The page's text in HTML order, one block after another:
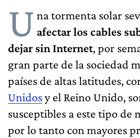
U na tormenta solar
afectar los cables
dejar sin Internet, por
gran parte de la sociedad
países de altas latitudes,
Unidosy el Reino Unido,
susceptibles a este tipo de
por lo tanto con mayores